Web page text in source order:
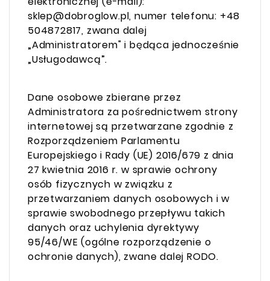
sklep@dobroglow.pl, numer telefonu: +48
504872817, zwana dalej
„Administratorem" i będąca jednocześnie
„Usługodawcą”.
Dane osobowe zbierane przez
Administratora za pośrednictwem strony
internetowej są przetwarzane zgodnie z
Rozporządzeniem Parlamentu
Europejskiego i Rady (UE) 2016/679 z dnia
27 kwietnia 2016 r. w sprawie ochrony
osób fizycznych w związku z
przetwarzaniem danych osobowych i w
sprawie swobodnego przepływu takich
danych oraz uchylenia dyrektywy
95/46/WE (ogólne rozporządzenie o
ochronie danych), zwane dalej RODO.